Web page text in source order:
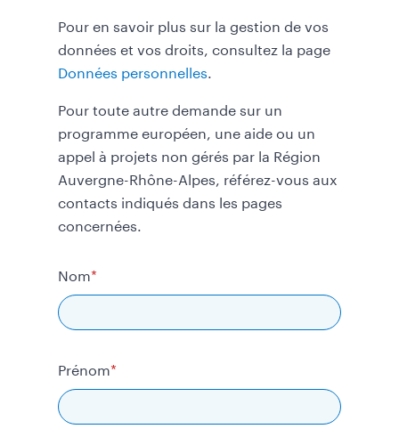
Pour en savoir plus sur la gestion de vos
données et vos droits, consultez la page
Données personnelles.
Pour toute autre demande sur un
programme européen, une aide ou un
appel à projets non gérés par la Région
Auvergne-Rhône-Alpes, référez-vous aux
contacts indiqués dans les pages
concernées.
Nom
Prénom